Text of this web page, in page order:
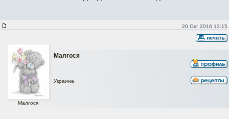
20 Окт 2016 13:15
Малгося
Малгося
Украина